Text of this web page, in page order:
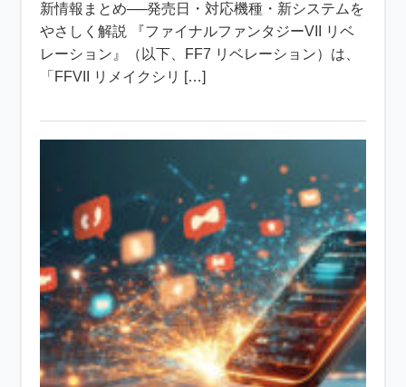
新情報まとめ──発売日・対応機種・新システムを
やさしく解説 『ファイナルファンタジーVII リベ
レーション』（以下、FF7 リベレーション）は、
「FFVII リメイクシリ […]